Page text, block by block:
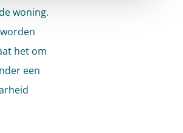
woning.
het om
een